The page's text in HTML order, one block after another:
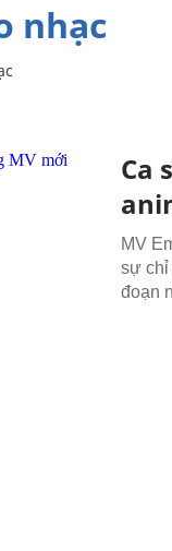
nhạc
Ca
MV
sự chỉ
đoạn